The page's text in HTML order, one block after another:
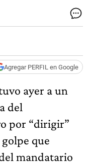
Agregar PERFIL en Google
ayer a un
del
por “dirigir”
que
mandatario